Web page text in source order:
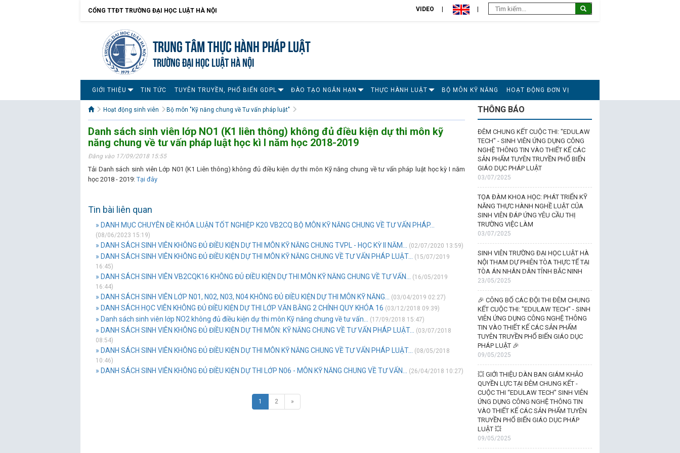
CỔNG TTĐT TRƯỜNG ĐẠI HỌC LUẬT HÀ NỘI VIDEO
Trung tâm Thực hành pháp luật
TRƯỜNG ĐẠI HỌC LUẬT HÀ NỘI
GIỚI THIỆU TIN TỨC TUYÊN TRUYỀN, PHỔ BIẾN GDPL ĐÀO TẠO NGẮN HẠN THỰC HÀNH LUẬT BỘ MÔN KỸ NĂNG HOẠT ĐỘNG ĐƠN VỊ
Hoạt động sinh viên Bộ môn "Kỹ năng chung về Tư vấn pháp luật"
Danh sách sinh viên lớp NO1 (K1 liên thông) không đủ điều kiện dự thi môn kỹ
năng chung về tư vấn pháp luật học kì I năm học 2018-2019
Đăng vào 17/09/2018 15:55
Tải Danh sách sinh viên Lớp N01 (K1 Liên thông) không đủ điều kiện dự thi môn Kỹ năng chung về tư vấn pháp luật học kỳ I năm
học 2018 - 2019:Tại đây
Tin bài liên quan
» DANH MỤC CHUYÊN ĐỀ KHÓA LUẬN TỐT NGHIỆP K20 VB2CQ BỘ MÔN KỸ NĂNG CHUNG VỀ TƯ VẤN PHÁP...
(08/06/2023 15:19)
» DANH SÁCH SINH VIÊN KHÔNG ĐỦ ĐIỀU KIỆN DỰ THI MÔN KỸ NĂNG CHUNG TVPL - HỌC KỲ II NĂM... (02/07/2020 13:59)
» DANH SÁCH SINH VIÊN KHÔNG ĐỦ ĐIỀU KIỆN DỰ THI MÔN KỸ NĂNG CHUNG VỀ TƯ VẤN PHÁP LUẬT...
(15/07/2019
16:45)
» DANH SÁCH SINH VIÊN VB2CQK16 KHÔNG ĐỦ ĐIỀU KIỆN DỰ THI MÔN KỸ NĂNG CHUNG VỀ TƯ VẤN...
(16/05/2019
16:44)
» DANH SÁCH SINH VIÊN LỚP N01, N02, N03, N04 KHÔNG ĐỦ ĐIỀU KIỆN DỰ THI MÔN KỸ NĂNG... (03/04/2019 02:27)
» DANH SÁCH HỌC VIÊN KHÔNG ĐỦ ĐIỀU KIỆN DỰ THI LỚP VĂN BẰNG 2 CHÍNH QUY KHÓA 16 (03/12/2018 09:39)
» Danh sách sinh viên lớp NO2 không đủ điều kiện dự thi môn Kỹ năng chung về tư vấn... (17/09/2018 15:47)
» DANH SÁCH SINH VIÊN KHÔNG ĐỦ ĐIỀU KIỆN DỰ THI MÔN: KỸ NĂNG CHUNG VỀ TƯ VẤN PHÁP LUẬT...
(03/07/2018
08:54)
» DANH SÁCH SINH VIÊN KHÔNG ĐỦ ĐIỀU KIỆN DỰ THI MÔN KỸ NĂNG CHUNG VỀ TƯ VẤN PHÁP LUẬT...
(08/05/2018
10:46)
» DANH SÁCH SINH VIÊN KHÔNG ĐỦ ĐIỀU KIỆN DỰ THI LỚP N06 - MÔN KỸ NĂNG CHUNG VỀ TƯ VẤN... (26/04/2018 10:27)
1 2 »
THÔNG BÁO
ĐÊM CHUNG KẾT CUỘC THI: "EDULAW
TECH" - SINH VIÊN ỨNG DỤNG CÔNG
NGHỆ THÔNG TIN VÀO THIẾT KẾ CÁC
SẢN PHẨM TUYÊN TRUYỀN PHỔ BIẾN
GIÁO DỤC PHÁP LUẬT
03/07/2025
TỌA ĐÀM KHOA HỌC: PHÁT TRIỂN KỸ
NĂNG THỰC HÀNH NGHỀ LUẬT CỦA
SINH VIÊN ĐÁP ỨNG YÊU CẦU THỊ
TRƯỜNG VIỆC LÀM
03/07/2025
SINH VIÊN TRƯỜNG ĐẠI HỌC LUẬT HÀ
NỘI THAM DỰ PHIÊN TÒA THỰC TẾ TẠI
TÒA ÁN NHÂN DÂN TỈNH BẮC NINH
23/05/2025
🎉 CÔNG BỐ CÁC ĐỘI THI ĐÊM CHUNG
KẾT CUỘC THI: "EDULAW TECH" - SINH
VIÊN ỨNG DỤNG CÔNG NGHỆ THÔNG
TIN VÀO THIẾT KẾ CÁC SẢN PHẨM
TUYÊN TRUYỀN PHỔ BIẾN GIÁO DỤC
PHÁP LUẬT 🎉
09/05/2025
💥 GIỚI THIỆU DÀN BAN GIÁM KHẢO
QUYỀN LỰC TẠI ĐÊM CHUNG KẾT -
CUỘC THI “EDULAW TECH” SINH VIÊN
ỨNG DỤNG CÔNG NGHỆ THÔNG TIN
VÀO THIẾT KẾ CÁC SẢN PHẨM TUYÊN
TRUYỀN PHỔ BIẾN GIÁO DỤC PHÁP
LUẬT 💥
09/05/2025